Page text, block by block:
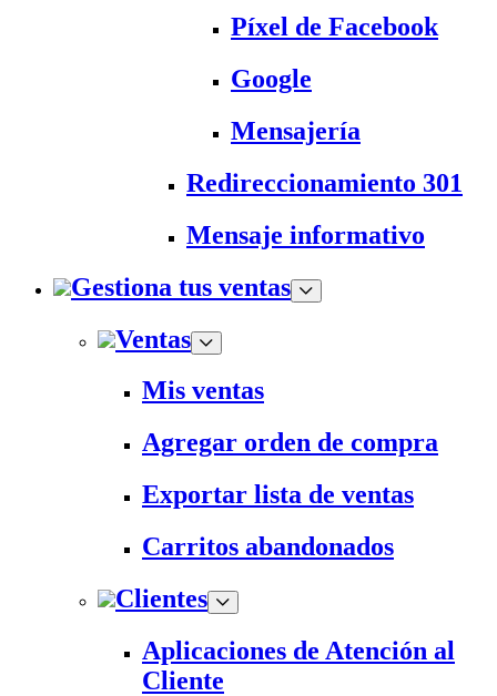
Píxel de Facebook
Google
Mensajería
Redireccionamiento 301
Mensaje informativo
Gestiona tus ventas
Ventas
Mis ventas
Agregar orden de compra
Exportar lista de ventas
Carritos abandonados
Clientes
Aplicaciones de Atención al
Cliente